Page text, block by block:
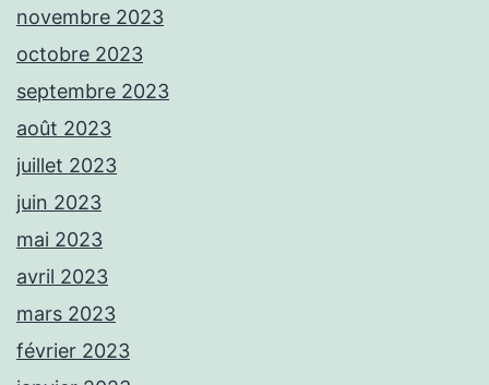
novembre 2023
octobre 2023
septembre 2023
août 2023
juillet 2023
juin 2023
mai 2023
avril 2023
mars 2023
février 2023